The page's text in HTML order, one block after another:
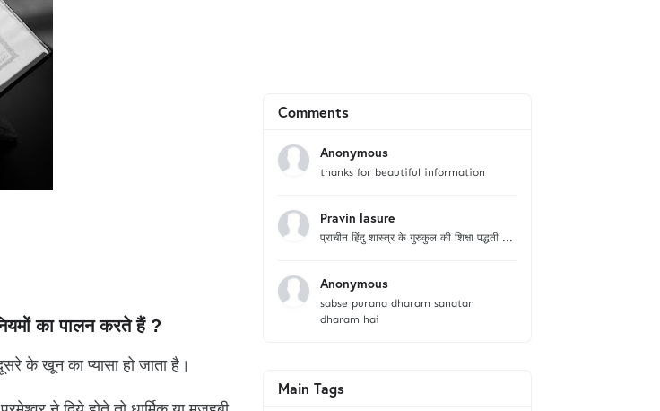
का पालन करते हैं ?
के खून का प्यासा हो जाता है।
Comments
Anonymous
thanks for beautiful information
Pravin lasure
प्राचीन हिंदु शास्त्र के गुरुकुल की शिक्षा पद्धती ...
Anonymous
sabse purana dharam sanatan
dharam hai
Main Tags